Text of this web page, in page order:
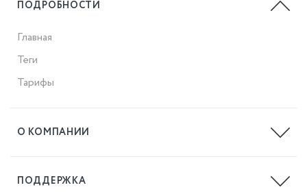
ПОДРОБНОСТИ
Главная
Теги
Тарифы
О КОМПАНИИ
ПОДДЕРЖКА